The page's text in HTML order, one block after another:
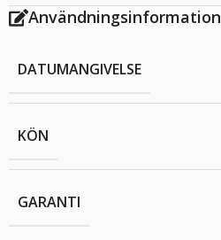
Användningsinformation
DATUMANGIVELSE
KÖN
GARANTI